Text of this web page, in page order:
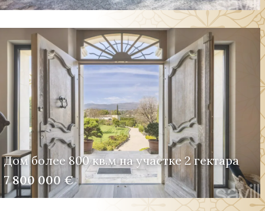
Дом более 800 кв.м на участке 2 гектара
7 800 000 €